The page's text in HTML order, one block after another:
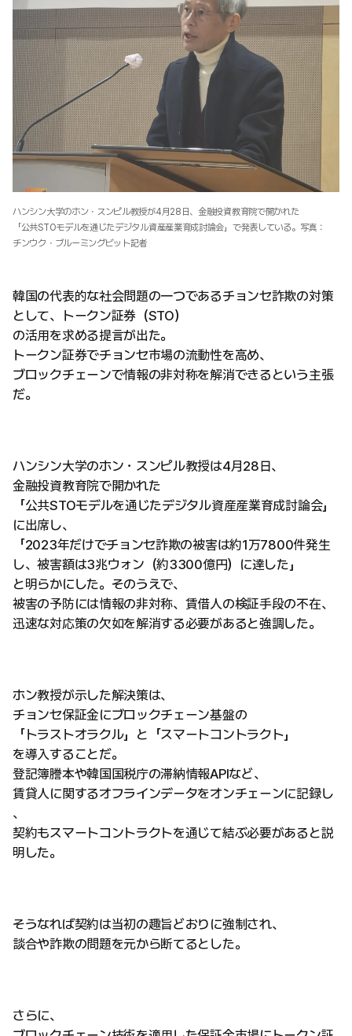
ハンシン大学のホン・スンピル教授が4月28日、金融投資教育院で開かれた
「公共STOモデルを通じたデジタル資産産業育成討論会」で発表している。写真：
チンウク・ブルーミングビット記者
韓国の代表的な社会問題の一つであるチョンセ詐欺の対策
として、トークン証券（STO）
の活用を求める提言が出た。
トークン証券でチョンセ市場の流動性を高め、
ブロックチェーンで情報の非対称を解消できるという主張
だ。
ハンシン大学のホン・スンピル教授は4月28日、
金融投資教育院で開かれた
「公共STOモデルを通じたデジタル資産産業育成討論会」
に出席し、
「2023年だけでチョンセ詐欺の被害は約1万7800件発生
し、被害額は3兆ウォン（約3300億円）に達した」
と明らかにした。そのうえで、
被害の予防には情報の非対称、賃借人の検証手段の不在、
迅速な対応策の欠如を解消する必要があると強調した。
ホン教授が示した解決策は、
チョンセ保証金にブロックチェーン基盤の
「トラストオラクル」と「スマートコントラクト」
を導入することだ。
登記簿謄本や韓国国税庁の滞納情報APIなど、
賃貸人に関するオフラインデータをオンチェーンに記録し
、
契約もスマートコントラクトを通じて結ぶ必要があると説
明した。
そうなれば契約は当初の趣旨どおりに強制され、
談合や詐欺の問題を元から断てるとした。
さらに、